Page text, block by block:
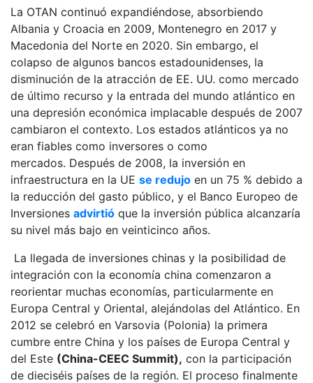
La OTAN continuó expandiéndose, absorbiendo
Albania y Croacia en 2009, Montenegro en 2017 y
Macedonia del Norte en 2020. Sin embargo, el
colapso de algunos bancos estadounidenses, la
disminución de la atracción de EE. UU. como mercado
de último recurso y la entrada del mundo atlántico en
una depresión económica implacable después de 2007
cambiaron el contexto. Los estados atlánticos ya no
eran fiables como inversores o como
mercados. Después de 2008, la inversión en
infraestructura en la UE se redujo en un 75 % debido a
la reducción del gasto público, y el Banco Europeo de
Inversiones advirtió que la inversión pública alcanzaría
su nivel más bajo en veinticinco años.
La llegada de inversiones chinas y la posibilidad de
integración con la economía china comenzaron a
reorientar muchas economías, particularmente en
Europa Central y Oriental, alejándolas del Atlántico. En
2012 se celebró en Varsovia (Polonia) la primera
cumbre entre China y los países de Europa Central y
del Este (China-CEEC Summit), con la participación
de dieciséis países de la región. El proceso finalmente